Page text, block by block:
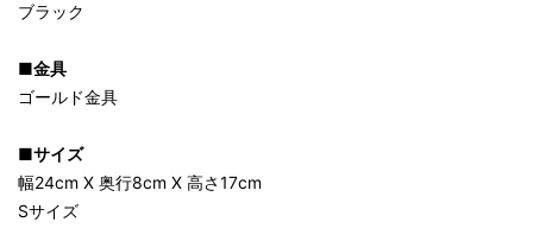
ブラック
■金具
ゴールド金具
■サイズ
幅24cm X 奥行8cm X 高さ17cm
Sサイズ